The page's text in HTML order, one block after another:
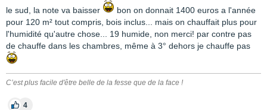
le sud, la note va baisser
bon on donnait 1400 euros a l'année
pour 120 m² tout compris, bois inclus... mais on chauffait plus pour
l'humidité qu'autre chose... 19 humide, non merci! par contre pas
de chauffe dans les chambres, même à 3° dehors je chauffe pas
C’est plus facile d'être belle de la fesse que de la face !
4